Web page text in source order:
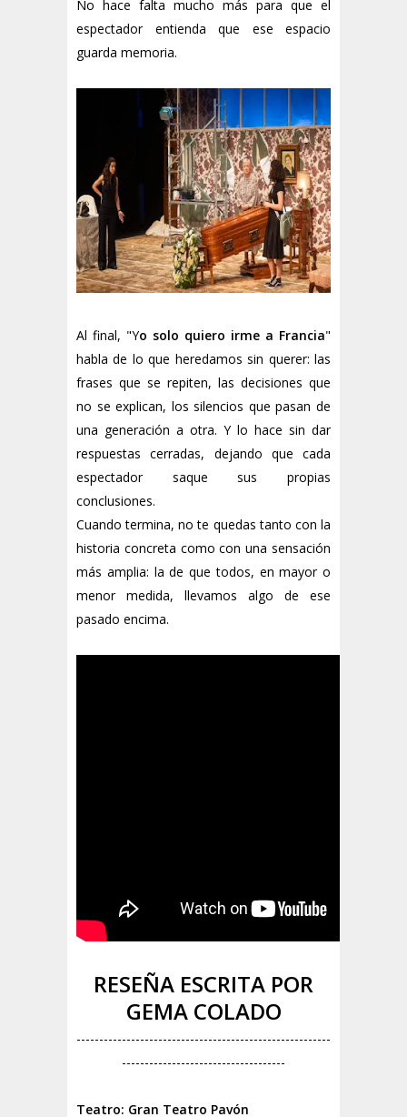
No hace falta mucho más para que el
espectador entienda que ese espacio
guarda memoria.
Al final, "Yo solo quiero irme a Francia"
habla de lo que heredamos sin querer: las
frases que se repiten, las decisiones que
no se explican, los silencios que pasan de
una generación a otra. Y lo hace sin dar
respuestas cerradas, dejando que cada
espectador saque sus propias
conclusiones.
Cuando termina, no te quedas tanto con la
historia concreta como con una sensación
más amplia: la de que todos, en mayor o
menor medida, llevamos algo de ese
pasado encima.
RESEÑA ESCRITA POR
GEMA COLADO
--------------------------------------------------------
------------------------------------
Teatro: Gran Teatro Pavón